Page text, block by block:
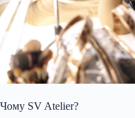
Чому SV Atelier?